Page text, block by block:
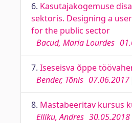
6. Kasutajakogemuse
sektoris. Designing a
for the public sector
Bacud, Maria Lourdes
7. Iseseisva õppe
Bender, Tõnis 07.06.2017
8. Mastabeeritav kursus
Elliku, Andres 30.05.2018